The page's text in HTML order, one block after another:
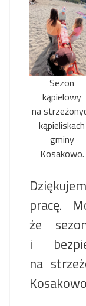
Sezon
kąpielowy
na
kąpieliskach
gminy
Kosakowo.
pracę.
że
i
na